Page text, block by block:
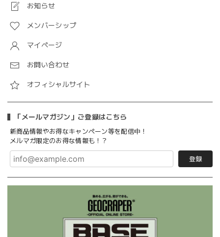
お知らせ
メンバーシップ
マイページ
お問い合わせ
オフィシャルサイト
「メールマガジン」ご登録はこちら
新商品情報やお得なキャンペーン等を配信中！
メルマガ限定のお得な情報も！？
登録